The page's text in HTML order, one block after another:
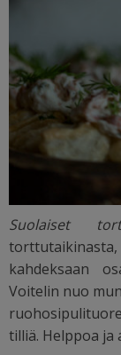
Suolaiset
kahdeksaan
Voitelin nuo
tilliä. Helppoa ja